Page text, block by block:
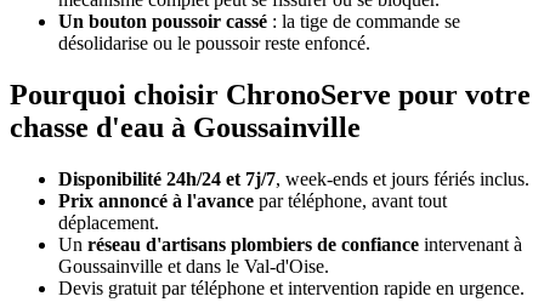
Un bouton poussoir cassé : la tige de commande se
désolidarise ou le poussoir reste enfoncé.
Pourquoi choisir ChronoServe pour votre
chasse d'eau à Goussainville
Disponibilité 24h/24 et 7j/7, week-ends et jours fériés inclus.
Prix annoncé à l'avance par téléphone, avant tout
déplacement.
Un réseau d'artisans plombiers de confiance intervenant à
Goussainville et dans le Val-d'Oise.
Devis gratuit par téléphone et intervention rapide en urgence.